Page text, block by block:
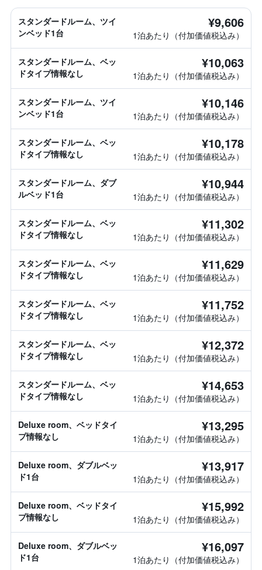
スタンダードルーム、ツイ
ンベッド1台
¥9,606
1泊あたり（付加価値税込み）
スタンダードルーム、ベッ
ドタイプ情報なし
¥10,063
1泊あたり（付加価値税込み）
スタンダードルーム、ツイ
ンベッド1台
¥10,146
1泊あたり（付加価値税込み）
スタンダードルーム、ベッ
ドタイプ情報なし
¥10,178
1泊あたり（付加価値税込み）
スタンダードルーム、ダブ
ルベッド1台
¥10,944
1泊あたり（付加価値税込み）
スタンダードルーム、ベッ
ドタイプ情報なし
¥11,302
1泊あたり（付加価値税込み）
スタンダードルーム、ベッ
ドタイプ情報なし
¥11,629
1泊あたり（付加価値税込み）
スタンダードルーム、ベッ
ドタイプ情報なし
¥11,752
1泊あたり（付加価値税込み）
スタンダードルーム、ベッ
ドタイプ情報なし
¥12,372
1泊あたり（付加価値税込み）
スタンダードルーム、ベッ
ドタイプ情報なし
¥14,653
1泊あたり（付加価値税込み）
Deluxe room、ベッドタイ
プ情報なし
¥13,295
1泊あたり（付加価値税込み）
Deluxe room、ダブルベッ
ド1台
¥13,917
1泊あたり（付加価値税込み）
Deluxe room、ベッドタイ
プ情報なし
¥15,992
1泊あたり（付加価値税込み）
Deluxe room、ダブルベッ
ド1台
¥16,097
1泊あたり（付加価値税込み）